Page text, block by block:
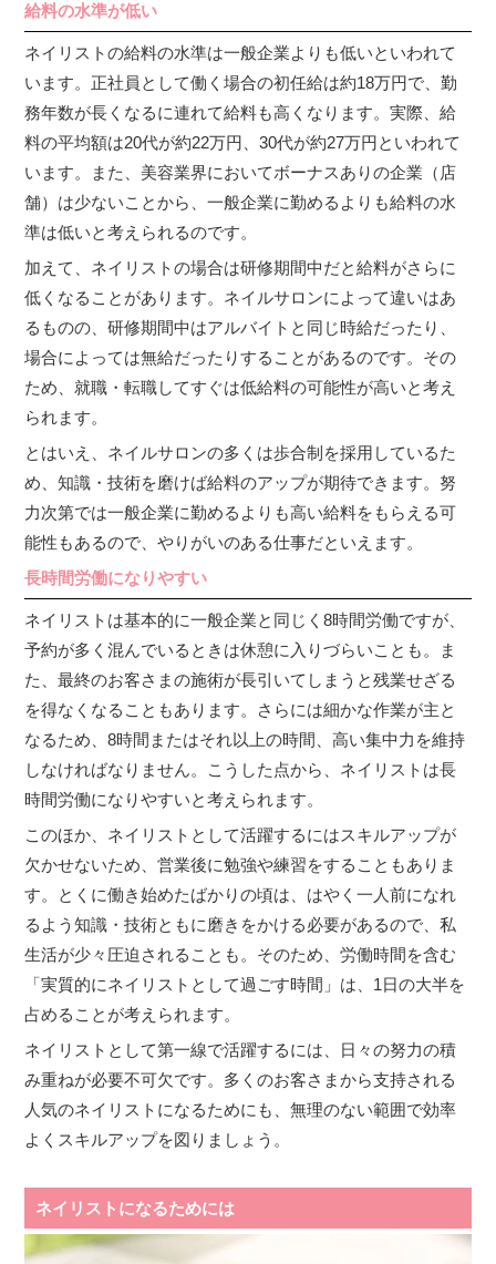
給料の水準が低い
ネイリストの給料の水準は一般企業よりも低いといわれて
います。正社員として働く場合の初任給は約18万円で、勤
務年数が長くなるに連れて給料も高くなります。実際、給
料の平均額は20代が約22万円、30代が約27万円といわれて
います。また、美容業界においてボーナスありの企業（店
舗）は少ないことから、一般企業に勤めるよりも給料の水
準は低いと考えられるのです。
加えて、ネイリストの場合は研修期間中だと給料がさらに
低くなることがあります。ネイルサロンによって違いはあ
るものの、研修期間中はアルバイトと同じ時給だったり、
場合によっては無給だったりすることがあるのです。その
ため、就職・転職してすぐは低給料の可能性が高いと考え
られます。
とはいえ、ネイルサロンの多くは歩合制を採用しているた
め、知識・技術を磨けば給料のアップが期待できます。努
力次第では一般企業に勤めるよりも高い給料をもらえる可
能性もあるので、やりがいのある仕事だといえます。
長時間労働になりやすい
ネイリストは基本的に一般企業と同じく8時間労働ですが、
予約が多く混んでいるときは休憩に入りづらいことも。ま
た、最終のお客さまの施術が長引いてしまうと残業せざる
を得なくなることもあります。さらには細かな作業が主と
なるため、8時間またはそれ以上の時間、高い集中力を維持
しなければなりません。こうした点から、ネイリストは長
時間労働になりやすいと考えられます。
このほか、ネイリストとして活躍するにはスキルアップが
欠かせないため、営業後に勉強や練習をすることもありま
す。とくに働き始めたばかりの頃は、はやく一人前になれ
るよう知識・技術ともに磨きをかける必要があるので、私
生活が少々圧迫されることも。そのため、労働時間を含む
「実質的にネイリストとして過ごす時間」は、1日の大半を
占めることが考えられます。
ネイリストとして第一線で活躍するには、日々の努力の積
み重ねが必要不可欠です。多くのお客さまから支持される
人気のネイリストになるためにも、無理のない範囲で効率
よくスキルアップを図りましょう。
ネイリストになるためには